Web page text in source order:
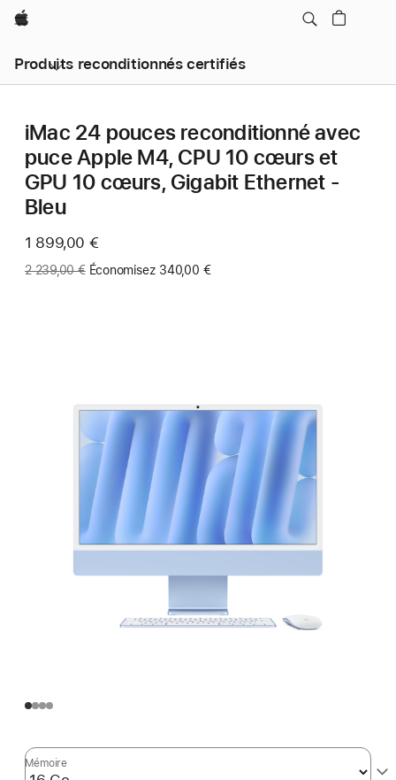
Apple
Produits reconditionnés certifiés
iMac 24 pouces reconditionné avec
puce Apple M4, CPU 10 cœurs et
GPU 10 cœurs, Gigabit Ethernet -
Bleu
Maintenant
1 899,00 €
Ancien
2 239,00 € Économisez 340,00 €
Mémoire